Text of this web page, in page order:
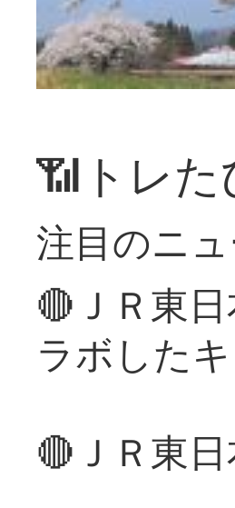
📶トレ
注目のニュ
🔴ＪＲ東
ラボした
🔴ＪＲ東